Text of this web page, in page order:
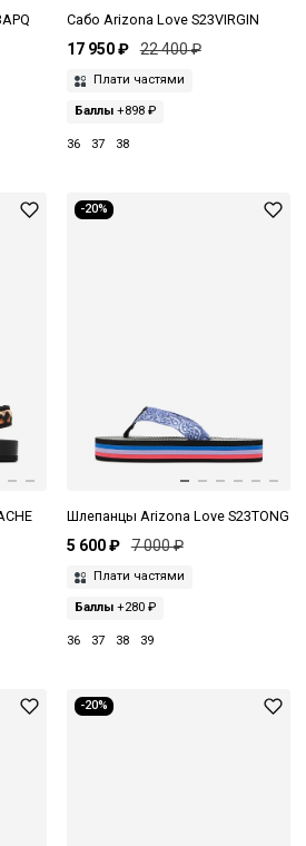
Сабо Arizona Love S23VIRGIN
17 950 ₽ 22 400 ₽
Плати частями
Баллы+898 ₽
36 37 38
-20%
Шлепанцы Arizona Love S23TONG
5 600 ₽ 7 000 ₽
Плати частями
Баллы+280 ₽
36 37 38 39
-20%